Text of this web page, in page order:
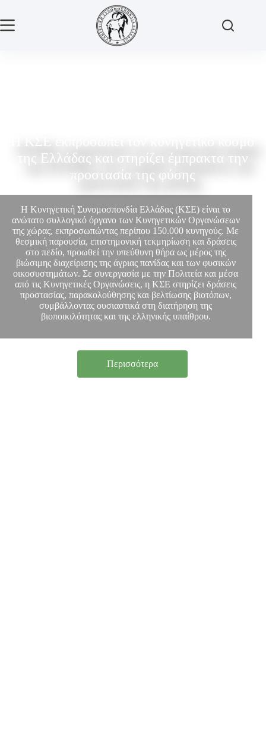
της Ελλάδας και στηρίζει έμπρακτα την
προστασία της φύσης
Η Κυνηγετική Συνομοσπονδία Ελλάδας (ΚΣΕ) είναι το
ανώτατο συλλογικό όργανο των Κυνηγετικών Οργανώσεων
της χώρας, εκπροσωπώντας περίπου 150.000 κυνηγούς. Με
θεσμική παρουσία, επιστημονική τεκμηρίωση και δράσεις
στο πεδίο, προωθεί την υπεύθυνη θήρα ως μέρος της
βιώσιμης διαχείρισης της άγριας πανίδας και των φυσικών
οικοσυστημάτων. Σε συνεργασία με την Πολιτεία και μέσα
από τις Κυνηγετικές Οργανώσεις, η ΚΣΕ στηρίζει δράσεις
προστασίας, παρακολούθησης και βελτίωσης βιοτόπων,
συμβάλλοντας ουσιαστικά στη διατήρηση της
βιοποικιλότητας και της ελληνικής υπαίθρου.
Περισσότερα